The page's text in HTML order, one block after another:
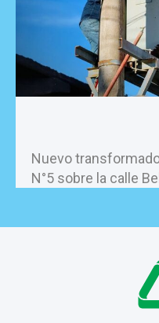
Nuevo
N°5 sobre la calle